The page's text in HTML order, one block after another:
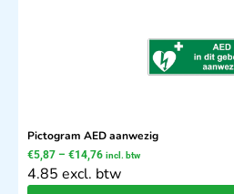
Pictogram AED aanwezig
€5,87 – €14,76 incl. btw
4.85 excl. btw